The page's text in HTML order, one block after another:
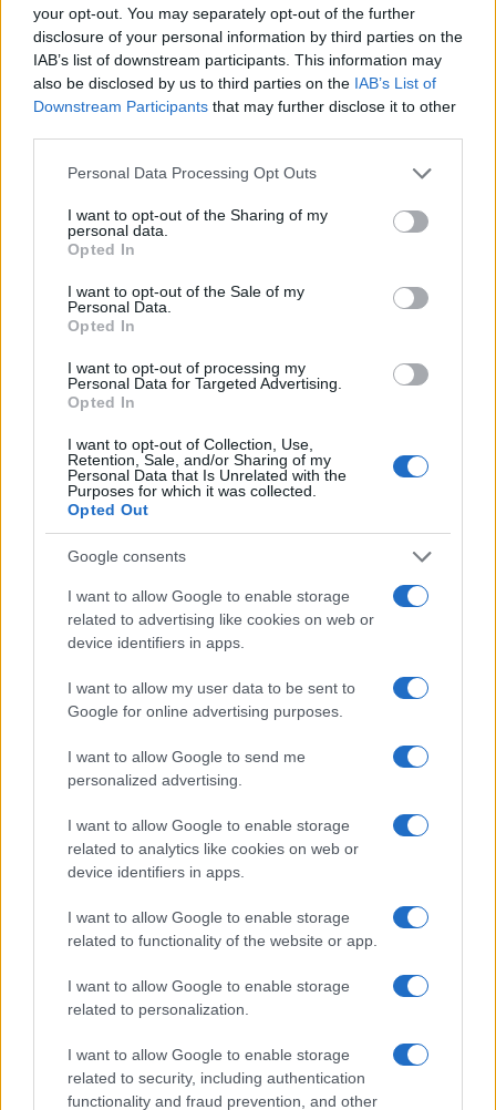
your opt-out. You may separately opt-out of the further
disclosure of your personal information by third parties on the
IAB’s list of downstream participants. This information may
also be disclosed by us to third parties on the IAB’s List of
Downstream Participants that may further disclose it to other
Please note that this website/app uses one or more Google
not limited to your visit or usage behaviour. You may click to
grant or deny consent to Google and its third-party tags to
use your data for below specified purposes in below Google
consent section.
Personal Data Processing Opt Outs
I want to opt-out of the Sharing of my
personal data.
Opted In
I want to opt-out of the Sale of my
Personal Data.
Opted In
I want to opt-out of processing my
Personal Data for Targeted Advertising.
Opted In
I want to opt-out of Collection, Use,
Retention, Sale, and/or Sharing of my
Personal Data that Is Unrelated with the
Purposes for which it was collected.
Opted Out
Google consents
I want to allow Google to enable storage
related to advertising like cookies on web or
device identifiers in apps.
I want to allow my user data to be sent to
Google for online advertising purposes.
I want to allow Google to send me
personalized advertising.
I want to allow Google to enable storage
related to analytics like cookies on web or
device identifiers in apps.
I want to allow Google to enable storage
related to functionality of the website or app.
I want to allow Google to enable storage
related to personalization.
I want to allow Google to enable storage
related to security, including authentication
functionality and fraud prevention, and other
από 18.990 ευρώ
Ατρόμητος και Novibet
συνεχίζουν μαζί: Ανανέωση
18η συνεχόμενη χρονιά για τον ΟΤΕ στη διεθνή σειρά
Alpha Bank: Για πρώτη φορά το Αρχαίο Θέατρο Επιδαύρου
άνοιξε τις πύλες του σε όλους
ΕΤΙΚΕΤΕΣ Γαλλία Επιδοτήσεις
BMW Group: Καινοτόμος
ανακύκλωσης μπαταριών
Επόμενο άρθρο
Απώλειες δισεκατομμυρίων
ΠΑΡΟΜΟΙΑ ΑΡΘΡΑ